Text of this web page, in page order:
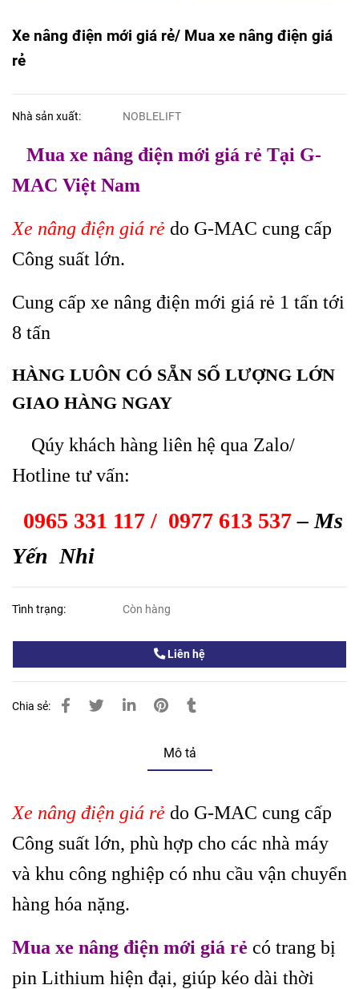
Xe nâng điện mới giá rẻ/ Mua xe nâng điện giá
rẻ
Nhà sản xuất: NOBLELIFT
Mua xe nâng điện mới giá rẻ Tại G-
MAC Việt Nam
Xe nâng điện giá rẻ do G-MAC cung cấp
Công suất lớn.
Cung cấp xe nâng điện mới giá rẻ 1 tấn tới
8 tấn
HÀNG LUÔN CÓ SẴN SỐ LƯỢNG LỚN
GIAO HÀNG NGAY
Qúy khách hàng liên hệ qua Zalo/
Hotline tư vấn:
0965 331 117 / 0977 613 537 – Ms
Yến Nhi
Tình trạng: Còn hàng
Liên hệ
Chia sẻ:
Mô tả
Xe nâng điện giá rẻ do G-MAC cung cấp
Công suất lớn, phù hợp cho các nhà máy
và khu công nghiệp có nhu cầu vận chuyển
hàng hóa nặng.
Mua xe nâng điện mới giá rẻ có trang bị
pin Lithium hiện đại, giúp kéo dài thời